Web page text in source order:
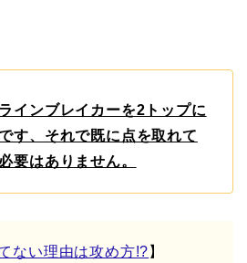
インブレイカーを2トップに
す、それで既に点を取れて
要はありません。
ない理由は攻め方!? 】